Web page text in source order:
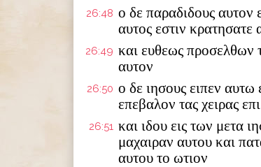
26:48 ο δε παραδιδους
αυτος εστιν κρατησατε
26:49 και ευθεως προσελθων
αυτον
26:50 ο δε ιησους ειπεν αυτω
επεβαλον τας χειρας
26:51 και ιδου εις των μετα
μαχαιραν αυτου και
αυτου το ωτιον